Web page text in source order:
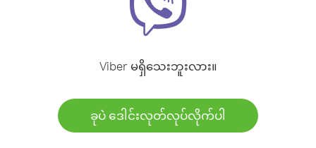
Viber မရှိသေးဘူးလား။
ခုပဲ ဒေါင်းလုတ်လုပ်လိုက်ပါ